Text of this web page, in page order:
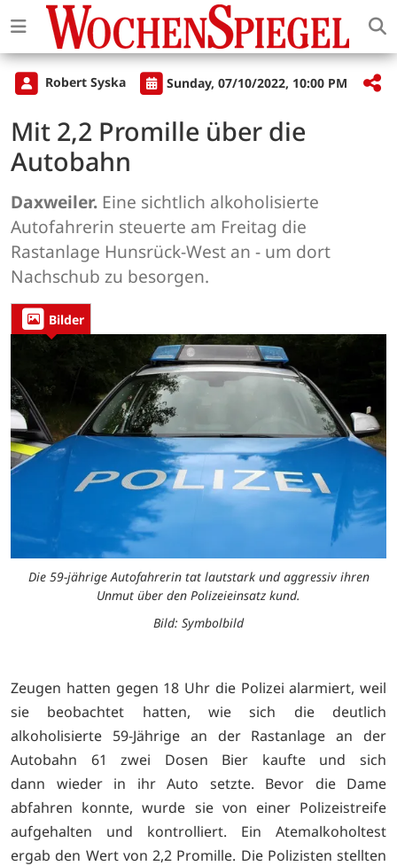
Robert Syska Sunday, 07/10/2022, 10:00 PM
Mit 2,2 Promille über die
Autobahn
Daxweiler. Eine sichtlich alkoholisierte
Autofahrerin steuerte am Freitag die
Rastanlage Hunsrück-West an - um dort
Nachschub zu besorgen.
Bilder
Die 59-jährige Autofahrerin tat lautstark und aggressiv ihren
Unmut über den Polizeieinsatz kund.
Bild: Symbolbild
Zeugen hatten gegen 18 Uhr die Polizei alarmiert, weil
sie beobachtet hatten, wie sich die deutlich
alkoholisierte 59-Jährige an der Rastanlage an der
Autobahn 61 zwei Dosen Bier kaufte und sich
dann wieder in ihr Auto setzte. Bevor die Dame
abfahren konnte, wurde sie von einer Polizeistreife
aufgehalten und kontrolliert. Ein Atemalkoholtest
ergab den Wert von 2,2 Promille. Die Polizisten stellten